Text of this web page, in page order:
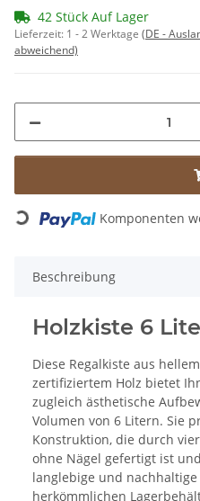
42 Stück Auf Lager
Lieferzeit: 1 - 2 Werktage (DE -
abweichend)
Loading... Komponenten
Beschreibung
Holzkiste 6
Diese Regalkiste aus
zertifiziertem Holz bietet
zugleich ästhetische
Volumen von 6 Litern. Sie
Konstruktion, die durch
ohne Nägel gefertigt ist
langlebige und
herkömmlichen